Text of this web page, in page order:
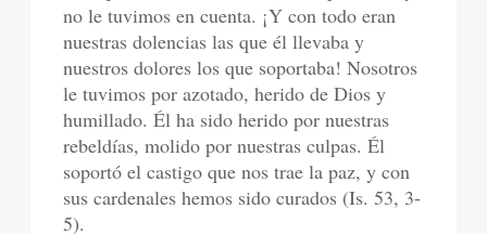
no le tuvimos en cuenta. ¡Y con todo eran
nuestras dolencias las que él llevaba y
nuestros dolores los que soportaba! Nosotros
le tuvimos por azotado, herido de Dios y
humillado. Él ha sido herido por nuestras
rebeldías, molido por nuestras culpas. Él
soportó el castigo que nos trae la paz, y con
sus cardenales hemos sido curados (Is. 53, 3-
5).